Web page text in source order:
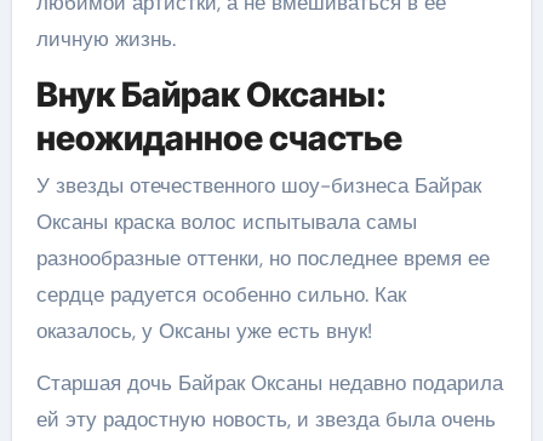
личную жизнь.
Внук Байрак Оксаны:
неожиданное счастье
У звезды отечественного шоу-бизнеса Байрак
Оксаны краска волос испытывала самы
разнообразные оттенки, но последнее время ее
сердце радуется особенно сильно. Как
оказалось, у Оксаны уже есть внук!
Старшая дочь Байрак Оксаны недавно подарила
ей эту радостную новость, и звезда была очень